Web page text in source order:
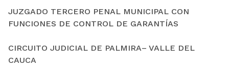
JUZGADO TERCERO PENAL MUNICIPAL CON
FUNCIONES DE CONTROL DE GARANTÍAS
CIRCUITO JUDICIAL DE PALMIRA– VALLE DEL
CAUCA